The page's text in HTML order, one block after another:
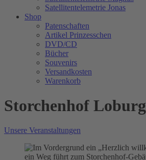
Satellitentelemetrie Jonas
Shop
Patenschaften
Artikel Prinzesschen
DVD/CD
Bücher
Souvenirs
Versandkosten
Warenkorb
Storchenhof Loburg
Unsere Veranstaltungen